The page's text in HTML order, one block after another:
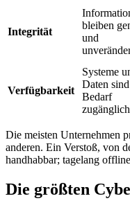
Integrität
bleiben
und
Verfügbarkeit
Systeme
Daten
Bedarf
zugänglich
Die meisten Unternehmen
anderen. Ein Verstoß, von
handhabbar; tagelang
Die größten